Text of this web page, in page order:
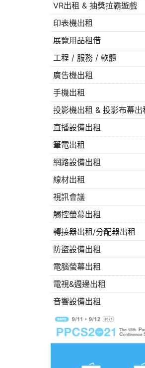
VR出租 & 抽獎拉霸遊戲
印表機出租
展覽用品租借
工程 / 服務 / 軟體
廣告機出租
手機出租
投影機出租 & 投影布幕出
直播設備出租
筆電出租
網路設備出租
線材出租
視訊會議
觸控螢幕出租
轉接器出租/分配器出租
防盜設備出租
電腦螢幕出租
電視&週邊出租
音響設備出租